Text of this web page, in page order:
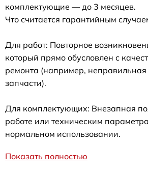
комплектующие — до 3 месяцев.
Что считается гарантийным
Для работ: Повторное
который прямо обусловлен с
ремонта (например, неправильная
запчасти).
Для комплектующих: Внезапная
работе или техническим
нормальном использовании.
Показать полностью